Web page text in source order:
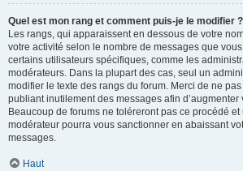
Quel est mon rang et comment puis-je le modifier ?
Les rangs, qui apparaissent en dessous de votre
votre activité selon le nombre de messages que
certains utilisateurs spécifiques, comme les
modérateurs. Dans la plupart des cas, seul un
modifier le texte des rangs du forum. Merci de ne
publiant inutilement des messages afin d’augmenter
Beaucoup de forums ne toléreront pas ce procédé
modérateur pourra vous sanctionner en abaissant
messages.
Haut